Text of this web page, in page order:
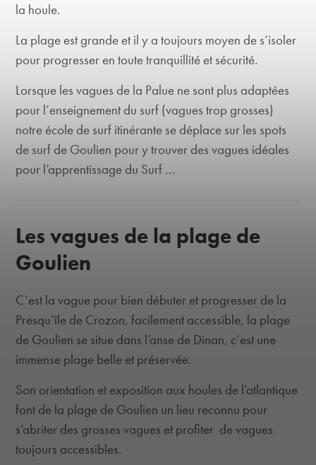
la houle.
La plage est grande et il y a toujours moyen de s’isoler
pour progresser en toute tranquillité et sécurité.
Lorsque les vagues de la Palue ne sont plus adaptées
pour l’enseignement du surf (vagues trop grosses)
notre école de surf itinérante se déplace sur les spots
de surf de Goulien pour y trouver des vagues idéales
pour l’apprentissage du Surf …
Les vagues de la plage de
Goulien
C’est la vague pour bien débuter et progresser de la
Presqu’île de Crozon, facilement accessible, la plage
de Goulien se situe dans l’anse de Dinan, c’est une
immense plage belle et préservée.
Son orientation et exposition aux houles de l’atlantique
font de la plage de Goulien un lieu reconnu pour
s’abriter des grosses vagues et profiter de vagues
toujours accessibles.